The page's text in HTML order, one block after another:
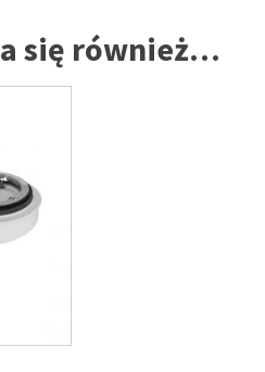
się również…